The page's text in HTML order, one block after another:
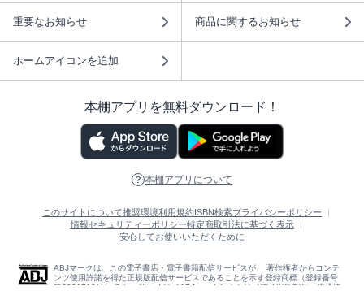
重要なお知らせ 商品に関するお知らせ
ホームアイコンを追加
本棚アプリを無料ダウンロード！
本棚アプリについて
このサイトについて推奨環境利用規約ISBN検索プライバシーポリシー
情報セキュリティーポリシー特定商取引法に基づく表示
安心してお使いいただくために
ABJマークは、この電子書店・電子書籍配信サービスが、 著作権者からコンテ
ンツ使用許諾を得た正規版配信サービスであることを示す登録商標（登録番号
第6091713号）です。 詳しくは［ABJマーク］または［電子出版制作・流通協